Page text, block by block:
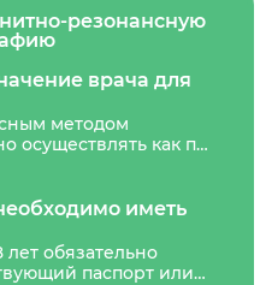
резонансную
врача для
методом
осуществлять как по
потребоваться
иметь
обязательно
паспорт или